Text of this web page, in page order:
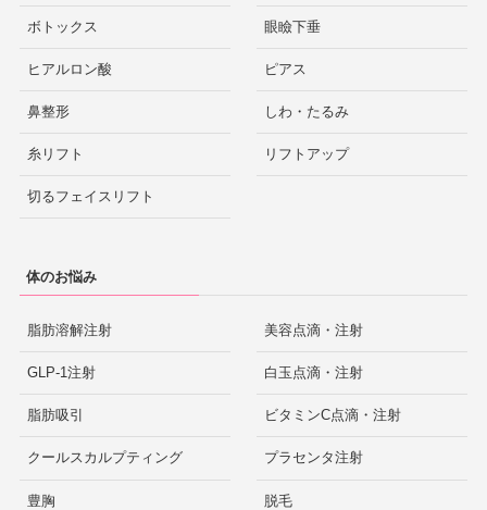
ボトックス
ヒアルロン酸
鼻整形
糸リフト
切るフェイスリフト
眼瞼下垂
ピアス
しわ・たるみ
リフトアップ
体のお悩み
脂肪溶解注射
GLP-1注射
脂肪吸引
クールスカルプティング
豊胸
美容点滴・注射
白玉点滴・注射
ビタミンC点滴・注射
プラセンタ注射
脱毛